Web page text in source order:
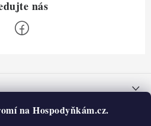
na Hospodyňkám.cz.